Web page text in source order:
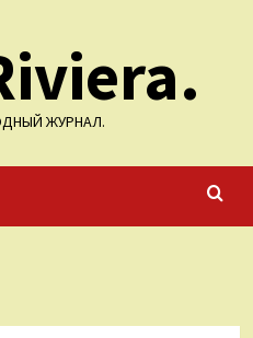
ЖУРНАЛ.